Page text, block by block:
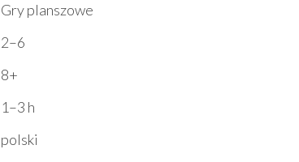
Gry planszowe
2–6
8+
1–3 h
polski